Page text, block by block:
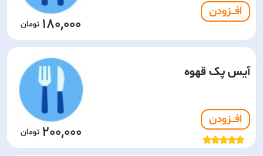
افـــزودن
180,000
آیس پک قهوه
افـــزودن
200,000